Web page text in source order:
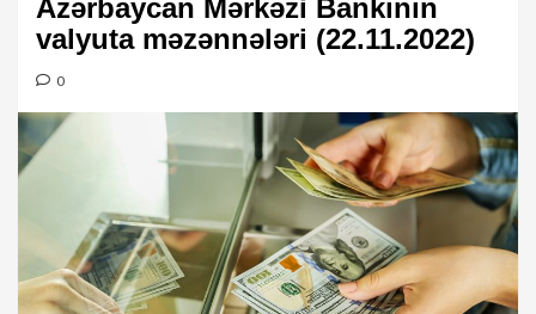
Azərbaycan Mərkəzi Bankının
valyuta məzənnələri (22.11.2022)
0